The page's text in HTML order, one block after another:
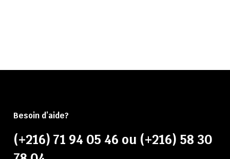
Besoin d’aide?
(+216) 71 94 05 46 ou (+216) 58 30